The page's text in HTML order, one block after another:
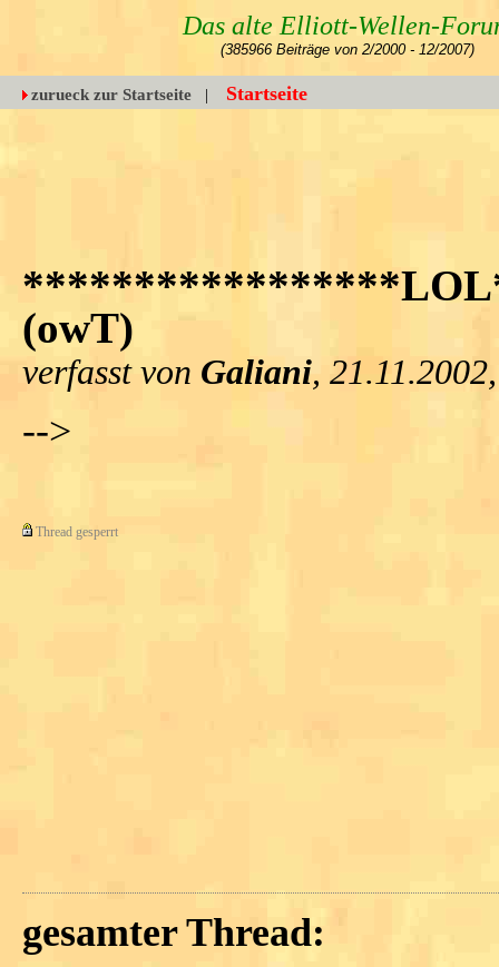
Das alte Elliott-Wellen-
(385966 Beiträge von 2/2000 - 12/2007)
zurueck zur Startseite | Startseite
(owT)
verfasst von Galiani,
-->
Thread gesperrt
gesamter Thread: